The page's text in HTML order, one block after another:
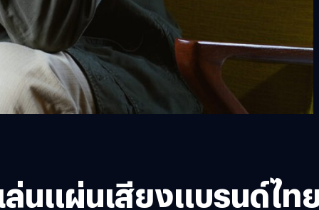
ล่นแผ่นเสียงแบรนด์ไท